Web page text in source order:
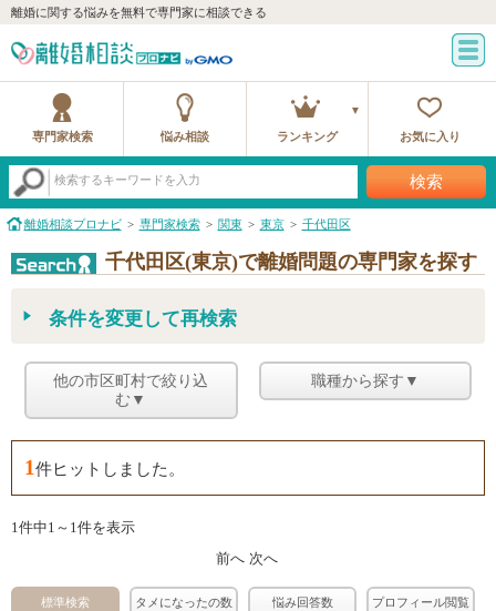
離婚に関する悩みを無料で専門家に相談できる
専門家検索 悩み相談 ランキング お気に入り
検索するキーワードを入力 検索
離婚相談プロナビ 専門家検索 関東 東京 千代田区
千代田区(東京)で離婚問題の専門家を探す
条件を変更して再検索
他の市区町村で絞り込
む▼
職種から探す▼
1件ヒットしました。
1件中1～1件を表示
前へ 次へ
標準検索 タメになったの数 悩み回答数
プロフィール閲覧